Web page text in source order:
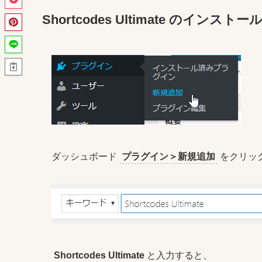
Shortcodes Ultimate のインストール
ダッシュボード プラグイン＞新規追加 をクリッ
Shortcodes Ultimate と入力すると、